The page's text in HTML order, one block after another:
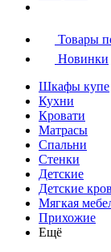
Товары
Новинки
Шкафы купе
Кухни
Кровати
Матрасы
Cпальни
Стенки
Детские
Детские
Мягкая
Прихожие
Ещё